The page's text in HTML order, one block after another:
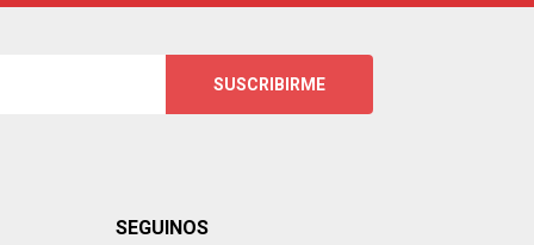
SUSCRIBIRME
SEGUINOS